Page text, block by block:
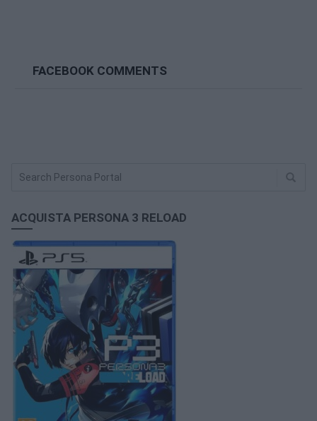
FACEBOOK COMMENTS
ACQUISTA PERSONA 3 RELOAD